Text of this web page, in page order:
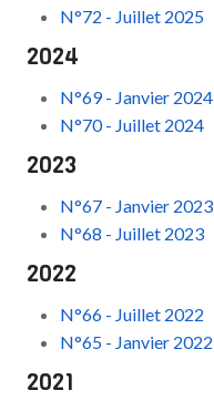
N°72 - Juillet 2025
2024
N°69 - Janvier 2024
N°70 - Juillet 2024
2023
N°67 - Janvier 2023
N°68 - Juillet 2023
2022
N°66 - Juillet 2022
N°65 - Janvier 2022
2021